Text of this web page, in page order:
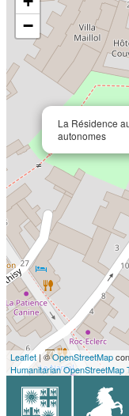
La Résidence
autonomes
−
Leaflet | ©OpenStreetMap
Humanitarian OpenStreetMap